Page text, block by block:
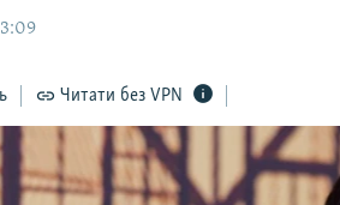
Читати без VPN